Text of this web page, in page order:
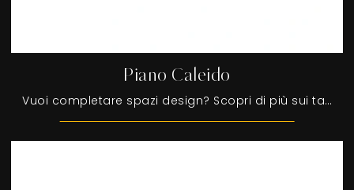
Piano Caleido
Vuoi completare spazi design? Scopri di più sui tavoli design fissi: il modello da pranzo Piano Caleido ti sta aspettando.